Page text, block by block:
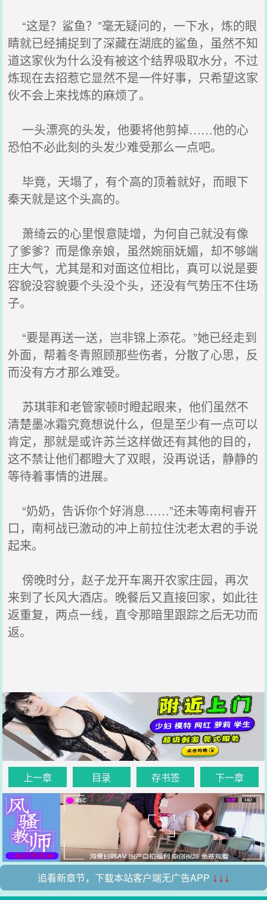
“这是？鲨鱼？”毫无疑问的，一下水，炼的眼
睛就已经捕捉到了深藏在湖底的鲨鱼，虽然不知
道这家伙为什么没有被这个结界吸取水分，不过
炼现在去招惹它显然不是一件好事，只希望这家
伙不会上来找炼的麻烦了。
一头漂亮的头发，他要将他剪掉……他的心
恐怕不必此刻的头发少难受那么一点吧。
毕竟，天塌了，有个高的顶着就好，而眼下
秦天就是这个头高的。
萧绮云的心里恨意陡增，为何自己就没有像
了爹爹？而是像亲娘，虽然婉丽妩媚，却不够端
庄大气，尤其是和对面这位相比，真可以说是要
容貌没容貌要个头没个头，还没有气势压不住场
子。
“要是再送一送，岂非锦上添花。”她已经走到
外面，帮着冬青照顾那些伤者，分散了心思，反
而没有方才那么难受。
苏琪菲和老管家顿时瞪起眼来，他们虽然不
清楚墨冰霜究竟想说什么，但是至少有一点可以
肯定，那就是或许苏兰这样做还有其他的目的，
这不禁让他们都瞪大了双眼，没再说话，静静的
等待着事情的进展。
“奶奶，告诉你个好消息……”还未等南柯睿开
口，南柯战已激动的冲上前拉住沈老太君的手说
起来。
傍晚时分，赵子龙开车离开农家庄园，再次
来到了长风大酒店。晚餐后又直接回家，如此往
返重复，两点一线，直令那暗里跟踪之后无功而
返。
上一章 目录 存书签 下一章
追看新章节，下载本站客户端无广告APP ↓↓↓